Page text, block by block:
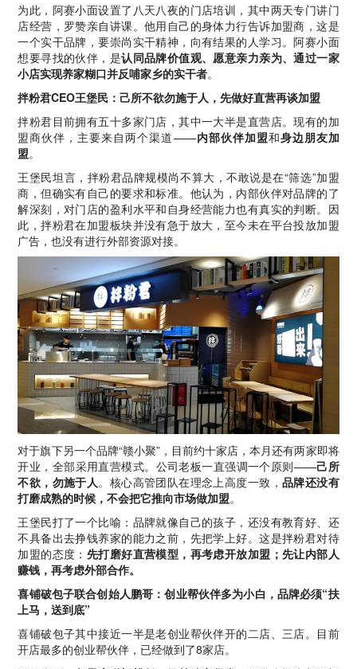
为此，阿赛小面设置了八天八夜的门店培训，其中两天专门讲门
店经营，罗赞亲自讲课。他用自己的身体力行告诉加盟商，这是
一个实干品牌，要崇尚实干精神，向有结果的人学习。阿赛小面
想要寻找的伙伴，是认同品牌价值观、愿意亲力亲为、通过一家
小店实现养家糊口并反哺家乡的实干者。
拌粉君CEO王堡民：己所不欲勿施于人，先做好直营再谈加盟
拌粉君目前拥有五十多家门店，其中一大半是直营店。现有的加
盟商伙伴，主要来自两个渠道——内部伙伴加盟和身边朋友加
盟。
王堡民坦言，拌粉君品牌规模尚不算大，不敢说是在“筛选”加盟
商，但确实有自己的要求和标准。他认为，内部伙伴对品牌的了
解深刻，对门店的盈利水平和自身经营能力也有真实的判断。因
此，拌粉君在加盟板块并没有急于放大，至今未在平台投放加盟
广告，也没有进行外部资源对接。
对于旗下另一个品牌“赣小聚”，目前约十家店，本月还有两家即将
开业，全部采用直营模式。公司老板一直强调一个原则——己所
不欲，勿施于人。核心高管团队在理念上高度一致， 品牌还没有
打磨成熟的时候，不会把它推向市场做加盟。
王堡民打了一个比喻：品牌就像自己的孩子，还没有教育好、还
不具备出去挣钱养家的能力之前，先把学上好。这是拌粉君对待
加盟的态度： 先打磨好直营模型，再考虑开放加盟；先让内部人
赚钱，再考虑外部合作。
喜铺破包子联合创始人鹏哥：创业帮伙伴多为小白，品牌必须“扶
上马，送到底”
喜铺破包子其中接近一半是老创业帮伙伴开的二店、三店。目前
开店最多的创业帮伙伴，已经做到了8家店。